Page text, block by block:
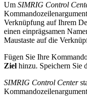
Um SIMRIG Control
Verknüpfung auf Ihrem
einen einprägsamen
Maustaste auf die
Fügen Sie Ihre
Ziel hinzu. Speichern Sie
SIMRIG Control Center